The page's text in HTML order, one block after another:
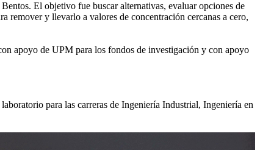
El objetivo fue buscar alternativas, evaluar opciones de
remover y llevarlo a valores de concentración cercanas a cero,
apoyo de UPM para los fondos de investigación y con apoyo
para las carreras de Ingeniería Industrial, Ingeniería en